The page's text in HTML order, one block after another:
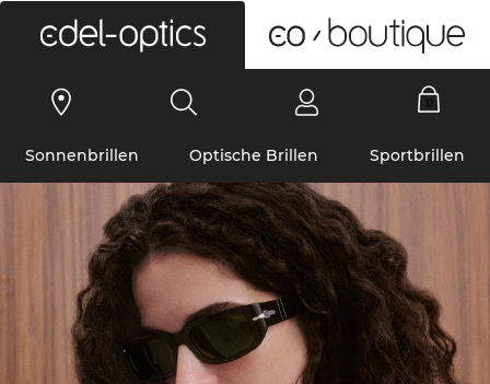
Sonnenbrillen Optische Brillen Sportbrillen